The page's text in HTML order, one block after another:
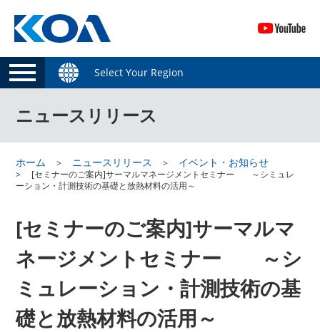
Select Your Region
ニュースリリース
ホーム ニュースリリース イベント・お知らせ
[セミナーのご案内]サーマルマネージメントセミナー ～シミュレ
ーション・計測技術の基礎と放熱材料の活用～
[セミナーのご案内]サーマルマ
ネージメントセミナー ～シ
ミュレーション・計測技術の基
礎と放熱材料の活用～